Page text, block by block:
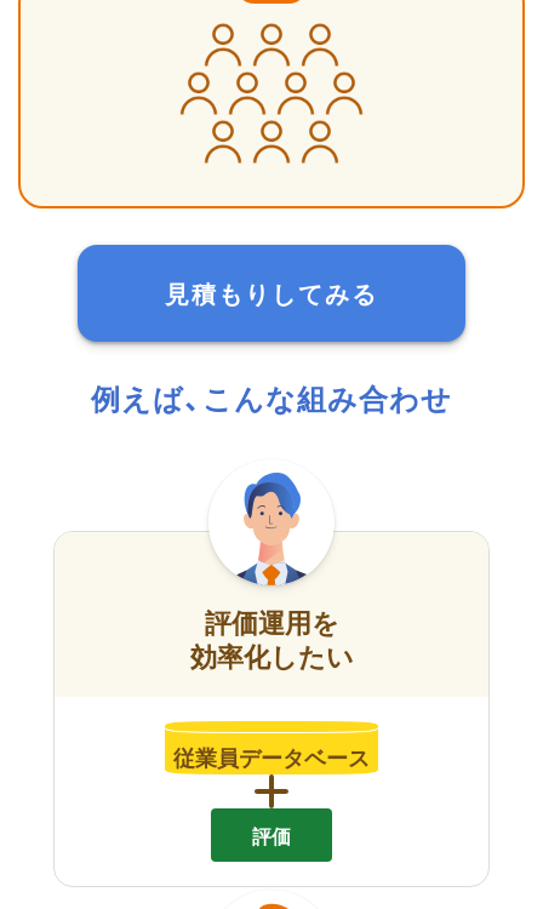
見積もりしてみる
例えば、こんな組み合わせ
評価運用を
効率化したい
従業員データベース
評価